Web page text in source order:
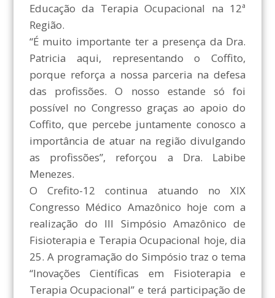
Educação da Terapia Ocupacional na 12ª
Região.
“É muito importante ter a presença da Dra.
Patricia aqui, representando o Coffito,
porque reforça a nossa parceria na defesa
das profissões. O nosso estande só foi
possível no Congresso graças ao apoio do
Coffito, que percebe juntamente conosco a
importância de atuar na região divulgando
as profissões”, reforçou a Dra. Labibe
Menezes.
O Crefito-12 continua atuando no XIX
Congresso Médico Amazônico hoje com a
realização do III Simpósio Amazônico de
Fisioterapia e Terapia Ocupacional hoje, dia
25. A programação do Simpósio traz o tema
“Inovações Científicas em Fisioterapia e
Terapia Ocupacional” e terá participação de